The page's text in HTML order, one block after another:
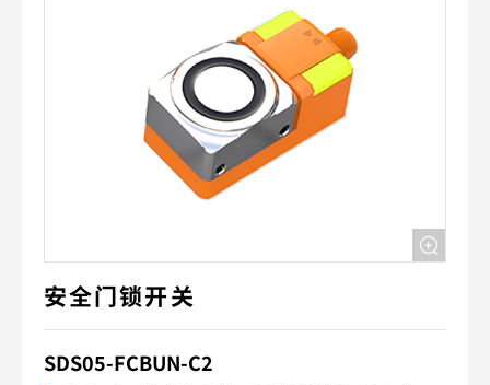
安全门锁开关
SDS05-FCBUN-C2